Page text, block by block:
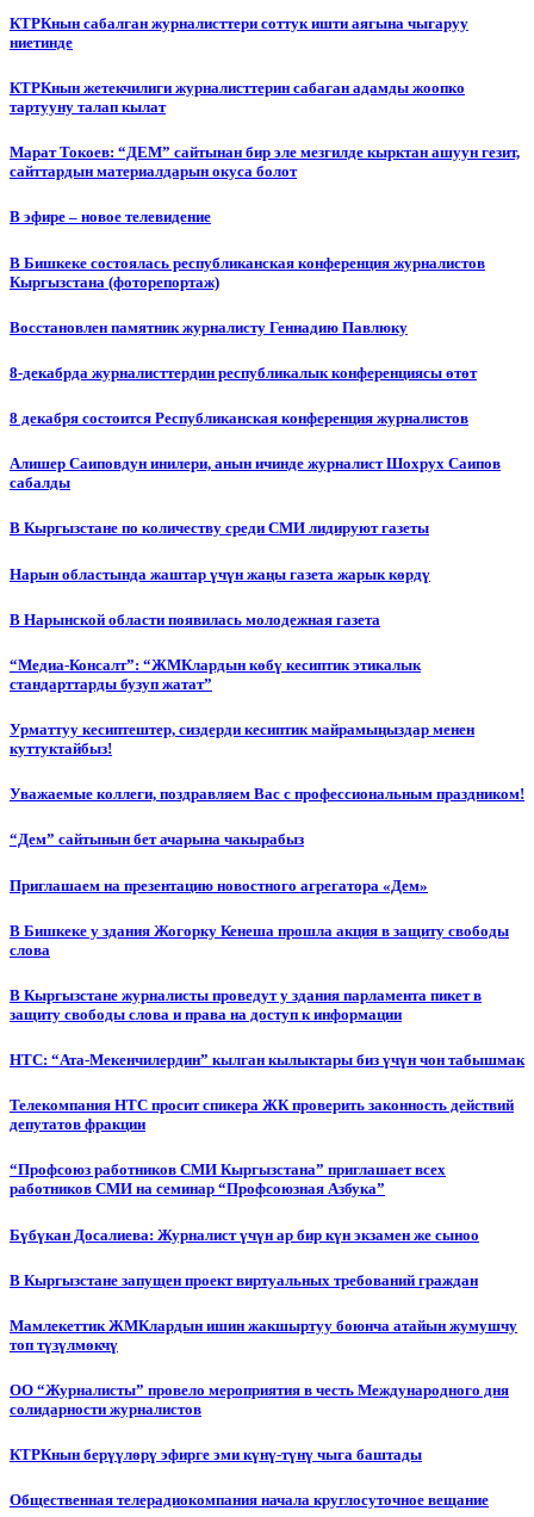
КТРКнын сабалган журналисттери соттук ишти аягына чыгаруу
ниетинде
КТРКнын жетекчилиги журналисттерин сабаган адамды жоопко
тартууну талап кылат
Марат Токоев: “ДЕМ” сайтынан бир эле мезгилде кырктан ашуун гезит,
сайттардын материалдарын окуса болот
В эфире – новое телевидение
В Бишкеке состоялась республиканская конференция журналистов
Кыргызстана (фоторепортаж)
Восстановлен памятник журналисту Геннадию Павлюку
8-декабрда журналисттердин республикалык конференциясы өтөт
8 декабря состоится Республиканская конференция журналистов
Алишер Саиповдун инилери, анын ичинде журналист Шохрух Саипов
сабалды
В Кыргызстане по количеству среди СМИ лидируют газеты
Нарын областында жаштар үчүн жаңы газета жарык көрдү
В Нарынской области появилась молодежная газета
“Медиа-Консалт”: “ЖМКлардын көбү кесиптик этикалык
стандарттарды бузуп жатат”
Урматтуу кесиптештер, сиздерди кесиптик майрамыңыздар менен
куттуктайбыз!
Уважаемые коллеги, поздравляем Вас с профессиональным праздником!
“Дем” сайтынын бет ачарына чакырабыз
Приглашаем на презентацию новостного агрегатора «Дем»
В Бишкеке у здания Жогорку Кенеша прошла акция в защиту свободы
слова
В Кыргызстане журналисты проведут у здания парламента пикет в
защиту свободы слова и права на доступ к информации
НТС: “Ата-Мекенчилердин” кылган кылыктары биз үчүн чон табышмак
Телекомпания НТС просит спикера ЖК проверить законность действий
депутатов фракции
“Профсоюз работников СМИ Кыргызстана” приглашает всех
работников СМИ на семинар “Профсоюзная Азбука”
Бүбүкан Досалиева: Журналист үчүн ар бир күн экзамен же сыноо
В Кыргызстане запущен проект виртуальных требований граждан
Мамлекеттик ЖМКлардын ишин жакшыртуу боюнча атайын жумушчу
топ түзүлмөкчү
ОО “Журналисты” провело мероприятия в честь Международного дня
солидарности журналистов
КТРКнын берүүлөрү эфирге эми күнү-түнү чыга баштады
Общественная телерадиокомпания начала круглосуточное вещание